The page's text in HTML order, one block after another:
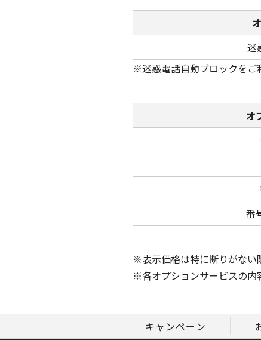
迷
※迷惑電話自動ブロックをご
オ
番
※表示価格は特に断りがない
※各オプションサービスの内
キャンペーン